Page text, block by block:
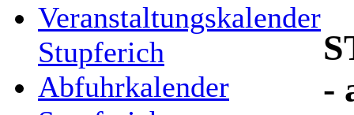
Veranstaltungskalender
Stupferich
Abfuhrkalender
-